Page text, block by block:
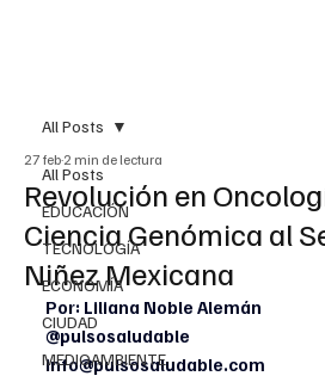
All Posts
EDUCACIÓN
TECNOLOGÍA
ECONOMÍA
CIUDAD
MEDIOAMBIENTE
All Posts
Revolución en
Ciencia Genómica al
Niñez Mexicana
27 feb 2 min de lectura
Por: Liliana Noble Alemán
@pulsosaludable
info@pulsosaludable.com